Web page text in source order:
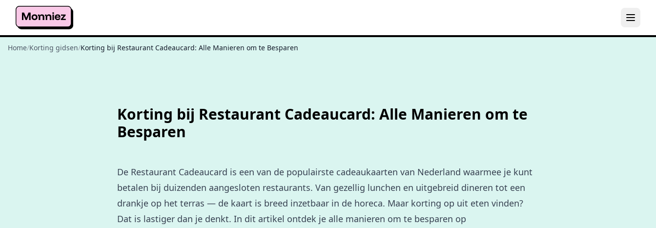
Home/Korting gidsen/Korting bij Restaurant Cadeaucard: Alle Manieren om te Besparen
Korting bij Restaurant Cadeaucard: Alle Manieren om te
Besparen
De Restaurant Cadeaucard is een van de populairste cadeaukaarten van Nederland waarmee je kunt
betalen bij duizenden aangesloten restaurants. Van gezellig lunchen en uitgebreid dineren tot een
drankje op het terras — de kaart is breed inzetbaar in de horeca. Maar korting op uit eten vinden?
Dat is lastiger dan je denkt. In dit artikel ontdek je alle manieren om te besparen op